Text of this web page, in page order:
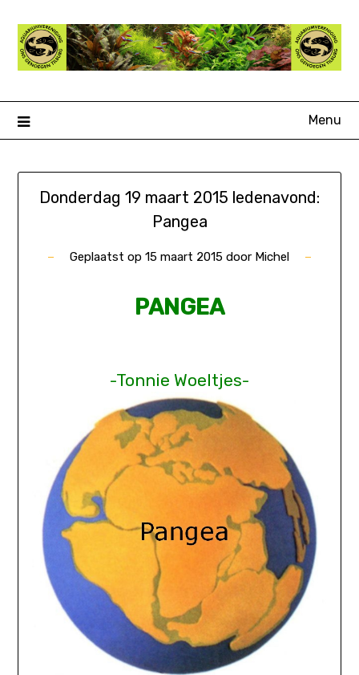
naar
inhoud
Menu
Donderdag 19 maart 2015 ledenavond:
Pangea
Geplaatst op 15 maart 2015 door Michel
PANGEA
-Tonnie Woeltjes-